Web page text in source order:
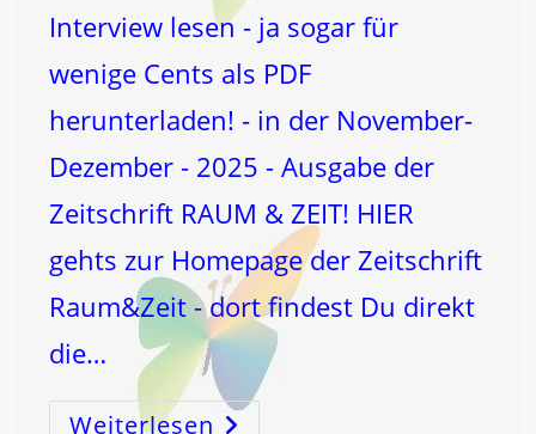
Interview lesen - ja sogar für
wenige Cents als PDF
herunterladen! - in der November-
Dezember - 2025 - Ausgabe der
Zeitschrift RAUM & ZEIT! HIER
gehts zur Homepage der Zeitschrift
Raum&Zeit - dort findest Du direkt
die…
Weiterlesen INTERVIEW